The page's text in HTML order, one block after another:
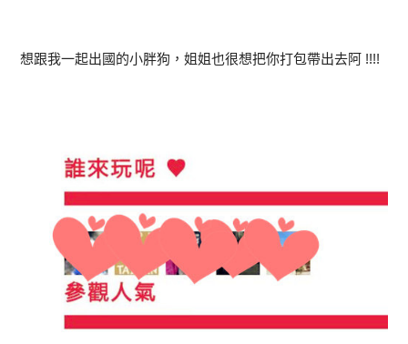
想跟我一起出國的小胖狗，姐姐也很想把你打包帶出去阿 !!!!